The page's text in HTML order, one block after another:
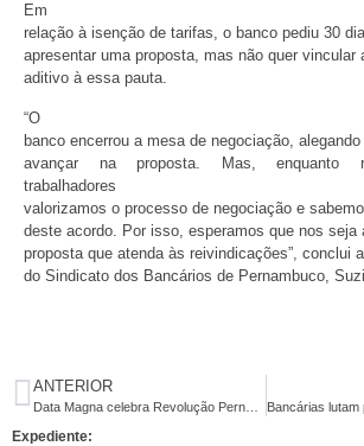
Em
relação à isenção de tarifas, o banco pediu 30
apresentar uma proposta, mas não quer vincular
aditivo à essa pauta.
“O
banco encerrou a mesa de negociação,
avançar na proposta. Mas, enquanto
trabalhadores
valorizamos o processo de negociação e
deste acordo. Por isso, esperamos que nos seja
proposta que atenda às reivindicações”, conclui
do Sindicato dos Bancários de Pernambuco, Suzi
ANTERIOR
Expediente: